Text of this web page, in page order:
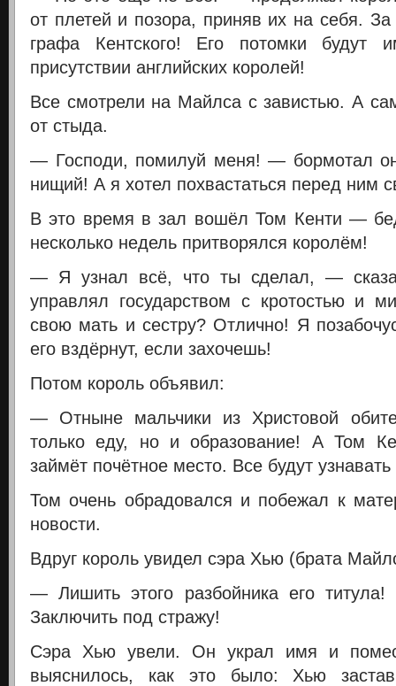
от плетей и позора, приняв их на себя.
графа Кентского! Его потомки будут
присутствии английских королей!
Все смотрели на Майлса с завистью. А
от стыда.
— Господи, помилуй меня! — бормотал
нищий! А я хотел похвастаться перед ним
В это время в зал вошёл Том Кенти —
несколько недель притворялся королём!
— Я узнал всё, что ты сделал, —
управлял государством с кротостью и
свою мать и сестру? Отлично! Я
его вздёрнут, если захочешь!
Потом король объявил:
— Отныне мальчики из Христовой
только еду, но и образование! А Том
займёт почётное место. Все будут
Том очень обрадовался и побежал к
новости.
Вдруг король увидел сэра Хью (брата
— Лишить этого разбойника его
Заключить под стражу!
Сэра Хью увели. Он украл имя и
выяснилось, как это было: Хью